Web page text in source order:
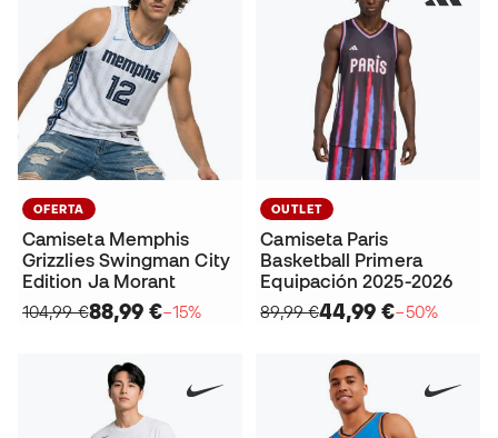
OFERTA
Camiseta Memphis
Grizzlies Swingman City
Edition Ja Morant
104,99 €88,99 €−15%
OUTLET
Camiseta Paris
Basketball Primera
Equipación 2025-2026
89,99 €44,99 €−50%